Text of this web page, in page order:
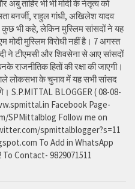
अबु ताहिर भी भी मोदी के नेतृत्व को
बनर्जी, राहुल गांधी, अखिलेश यादव
कुछ भी कहे, लेकिन मुस्लिम सांसदों ने यह
मोदी मुस्लिम विरोधी नहीं है। 7 अगस्त
ने टीएमसी और शिवसेना से आए सांसदों
राजनीतिक हितों की रक्षा की जाएगी।
वाले लोकसभा के चुनाव में यह सभी सांसद
S.P.MITTAL BLOGGER ( 08-08-
Facebook Page-
SPMittalblog Follow me on
spmittalblogger?s=11
To Add in WhatsApp
To Contact- 9829071511